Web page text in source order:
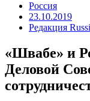
Россия
23.10.2019
Редакция
«Швабе» и
Деловой